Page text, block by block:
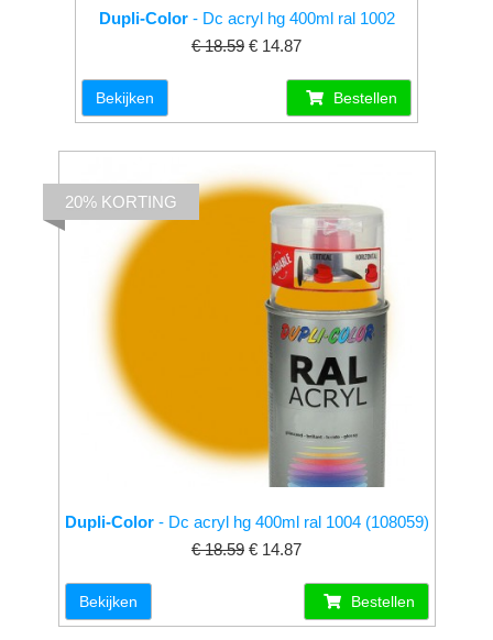
Dupli-Color- Dc acryl hg 400ml ral 1002
€ 18.59 € 14.87
Bekijken Bestellen
Dupli-Color- Dc acryl hg 400ml ral 1004 (108059)
€ 18.59 € 14.87
20% KORTING
Bekijken Bestellen